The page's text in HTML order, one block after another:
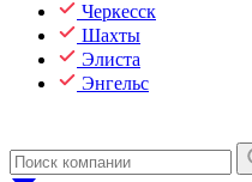
Черкесск
Шахты
Элиста
Энгельс